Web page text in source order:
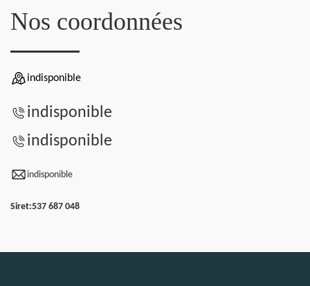
Nos coordonnées
indisponible
indisponible
indisponible
indisponible
Siret:537 687 048